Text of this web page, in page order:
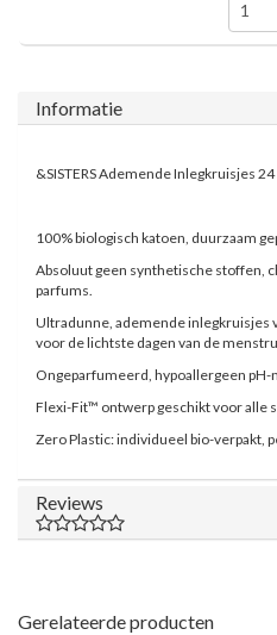
Informatie
&SISTERS Ademende Inlegkruisjes
100% biologisch katoen, duurzaam
Absoluut geen synthetische stoffen,
parfums.
Ultradunne, ademende inlegkruisjes
voor de lichtste dagen van de
Ongeparfumeerd, hypoallergeen
Flexi-Fit™️ ontwerp geschikt voor alle
Zero Plastic: individueel bio-verpakt,
Reviews
Gerelateerde producten